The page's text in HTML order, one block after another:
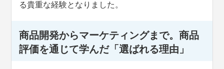
る貴重な経験となりました。
商品開発からマーケティングまで。商品
評価を通じて学んだ「選ばれる理由」